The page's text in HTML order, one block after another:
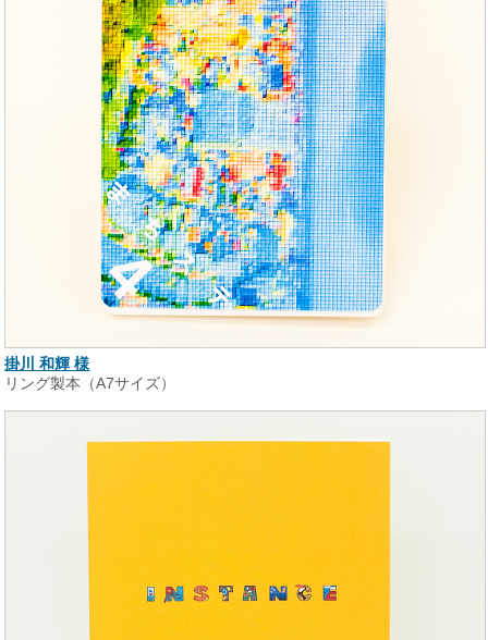
掛川 和輝 様
リング製本（A7サイズ）